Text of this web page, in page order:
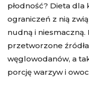
płodność? Dieta
ograniczeń z nią
nudną i niesmaczną.
przetworzone źródła
węglowodanów, a
porcję warzyw i